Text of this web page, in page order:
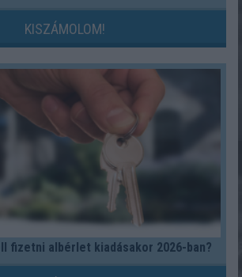
KISZÁMOLOM!
fizetni albérlet kiadásakor 2026-ban?